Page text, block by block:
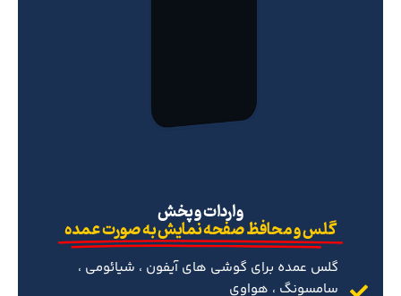
‌واردات و پخش
گلس و محافظ صفحه نمایش به صورت عمده
گلس عمده برای گوشی های آیفون ، شیائومی ،
سامسونگ ، هواوی